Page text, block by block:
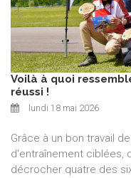
Voilà à quoi
réussi !
lundi 18 mai 2026
Grâce à un bon travail
d'entraînement ciblées,
décrocher quatre des